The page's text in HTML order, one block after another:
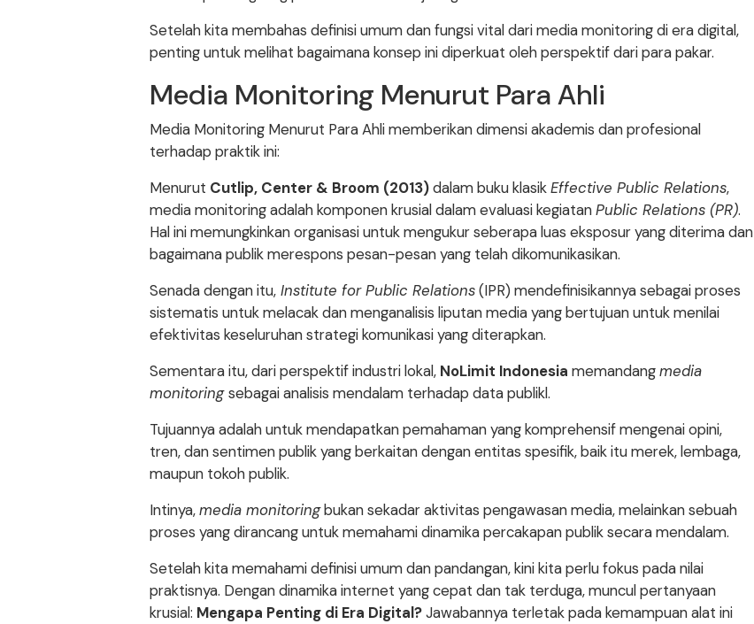
Setelah kita membahas definisi umum dan fungsi vital dari media monitoring di era digital,
penting untuk melihat bagaimana konsep ini diperkuat oleh perspektif dari para pakar.
Media Monitoring Menurut Para Ahli
Media Monitoring Menurut Para Ahli memberikan dimensi akademis dan profesional
terhadap praktik ini:
Menurut Cutlip, Center & Broom (2013)dalam buku klasikEffective Public Relations,
media monitoring adalah komponen krusial dalam evaluasi kegiatanPublic Relations (PR).
Hal ini memungkinkan organisasi untuk mengukur seberapa luas eksposur yang diterima dan
bagaimana publik merespons pesan-pesan yang telah dikomunikasikan.
Senada dengan itu, Institute for Public Relations(IPR) mendefinisikannya sebagai proses
sistematis untuk melacak dan menganalisis liputan media yang bertujuan untuk menilai
efektivitas keseluruhan strategi komunikasi yang diterapkan.
Sementara itu, dari perspektif industri lokal, NoLimit Indonesia memandangmedia
monitoringsebagai analisis mendalam terhadap data publikl.
Tujuannya adalah untuk mendapatkan pemahaman yang komprehensif mengenai opini,
tren, dan sentimen publik yang berkaitan dengan entitas spesifik, baik itu merek, lembaga,
maupun tokoh publik.
Intinya,media monitoringbukan sekadar aktivitas pengawasan media, melainkan sebuah
proses yang dirancang untuk memahami dinamika percakapan publik secara mendalam.
Setelah kita memahami definisi umum dan pandangan, kini kita perlu fokus pada nilai
praktisnya. Dengan dinamika internet yang cepat dan tak terduga, muncul pertanyaan
krusial: Mengapa Penting di Era Digital?Jawabannya terletak pada kemampuan alat ini